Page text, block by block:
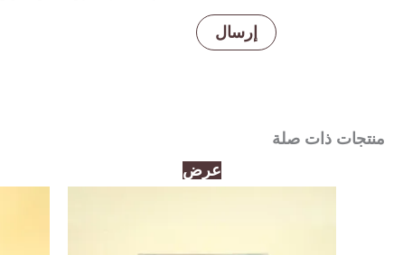
منتجات ذات صلة
عرضالسعر
الأصلي
السعر
الحالي